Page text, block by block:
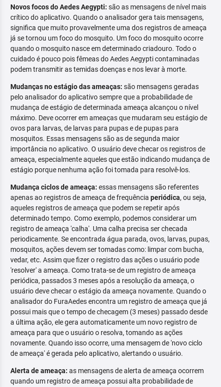
Novos focos do Aedes Aegypti: são as mensagens de nível mais
crítico do aplicativo. Quando o analisador gera tais mensagens,
significa que muito provavelmente uma dos registros de ameaça
já se tornou um foco do mosquito. Um foco do mosquito ocorre
quando o mosquito nasce em determinado criadouro. Todo o
cuidado é pouco pois fêmeas do Aedes Aegypti contaminadas
podem transmitir as temidas doenças e nos levar à morte.
Mudanças no estágio das ameaças: são mensagens geradas
pelo analisador do aplicativo sempre que a probabilidade de
mudança de estágio de determinada ameaça alcançou o nível
máximo. Deve ocorrer em ameaças que mudaram seu estágio de
ovos para larvas, de larvas para pupas e de pupas para
mosquitos. Essas mensagens são as de segunda maior
importância no aplicativo. O usuário deve checar os registros de
ameaça, especialmente aqueles que estão indicando mudança de
estágio porque nenhuma ação foi tomada para resolvê-los.
Mudança ciclos de ameaça: essas mensagens são referentes
apenas ao registros de ameaça de frequência periódica, ou seja,
aqueles registros de ameaça que podem se repetir após
determinado tempo. Como exemplo, podemos considerar um
registro de ameaça 'calha'. Uma calha precisa ser checada
periodicamente. Se encontrada água parada, ovos, larvas, pupas,
mosquitos, ações devem ser tomadas como: limpar com bucha,
vedar, etc. Assim que fizer o registro das ações o usuário pode
'resolver' a ameaça. Como trata-se de um registro de ameaça
periódica, passados 3 meses após a resolução da ameaça, o
usuário deve checar o estágio da ameaça novamente. Quando o
analisador do FuraAedes encontra um registro de ameaça que já
possui mais que o tempo de checagem (3 meses) passado desde
a última ação, ele gera automaticamente um novo registro de
ameaça para que o usuário o resolva, tomando as ações
novamente. Quando isso ocorre, uma mensagem de 'novo ciclo
de ameaça' é gerada pelo aplicativo, alertando o usuário.
Alerta de ameaça: as mensagens de alerta de ameaça ocorrem
quando um registro de ameaça possui alta probabilidade de